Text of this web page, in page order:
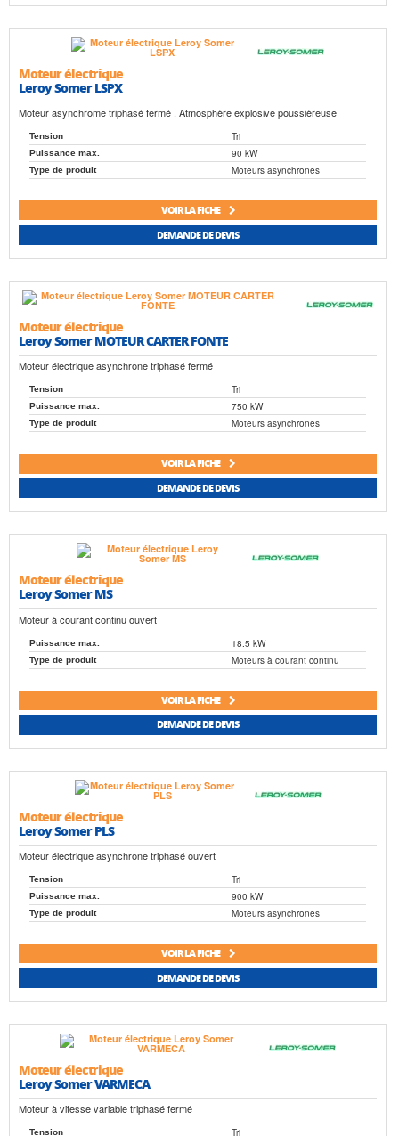
Moteur électrique
Leroy Somer LSPX
Moteur asynchrome triphasé fermé . Atmosphère explosive poussièreuse
Tension Tri
Puissance max. 90 kW
Type de produit Moteurs asynchrones
VOIR LA FICHE
DEMANDE DE DEVIS
Moteur électrique
Leroy Somer MOTEUR CARTER FONTE
Moteur électrique asynchrone triphasé fermé
Tension Tri
Puissance max. 750 kW
Type de produit Moteurs asynchrones
VOIR LA FICHE
DEMANDE DE DEVIS
Moteur électrique
Leroy Somer MS
Moteur à courant continu ouvert
Puissance max. 18.5 kW
Type de produit Moteurs à courant continu
VOIR LA FICHE
DEMANDE DE DEVIS
Moteur électrique
Leroy Somer PLS
Moteur électrique asynchrone triphasé ouvert
Tension Tri
Puissance max. 900 kW
Type de produit Moteurs asynchrones
VOIR LA FICHE
DEMANDE DE DEVIS
Moteur électrique
Leroy Somer VARMECA
Moteur à vitesse variable triphasé fermé
Tension Tri